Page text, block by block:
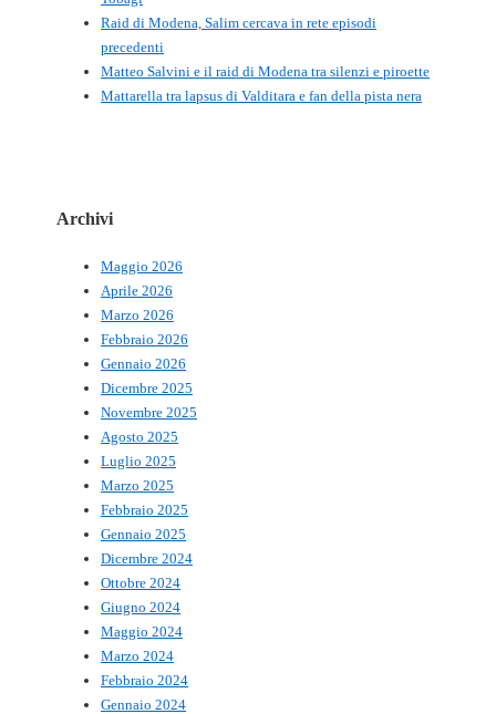
Raid di Modena, Salim cercava in rete episodi
precedenti
Matteo Salvini e il raid di Modena tra silenzi e piroette
Mattarella tra lapsus di Valditara e fan della pista nera
Archivi
Maggio 2026
Aprile 2026
Marzo 2026
Febbraio 2026
Gennaio 2026
Dicembre 2025
Novembre 2025
Agosto 2025
Luglio 2025
Marzo 2025
Febbraio 2025
Gennaio 2025
Dicembre 2024
Ottobre 2024
Giugno 2024
Maggio 2024
Marzo 2024
Febbraio 2024
Gennaio 2024